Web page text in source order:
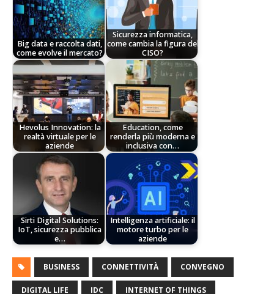
Big data e raccolta dati,
come evolve il mercato?
Sicurezza informatica,
come cambia la figura del
CISO?
Hevolus Innovation: la
realtà virtuale per le
aziende
Education, come
renderla più moderna e
inclusiva con…
Sirti Digital Solutions:
IoT, sicurezza pubblica
e…
Intelligenza artificiale: il
motore turbo per le
aziende
BUSINESS CONNETTIVITÀ CONVEGNO
DIGITAL LIFE IDC INTERNET OF THINGS